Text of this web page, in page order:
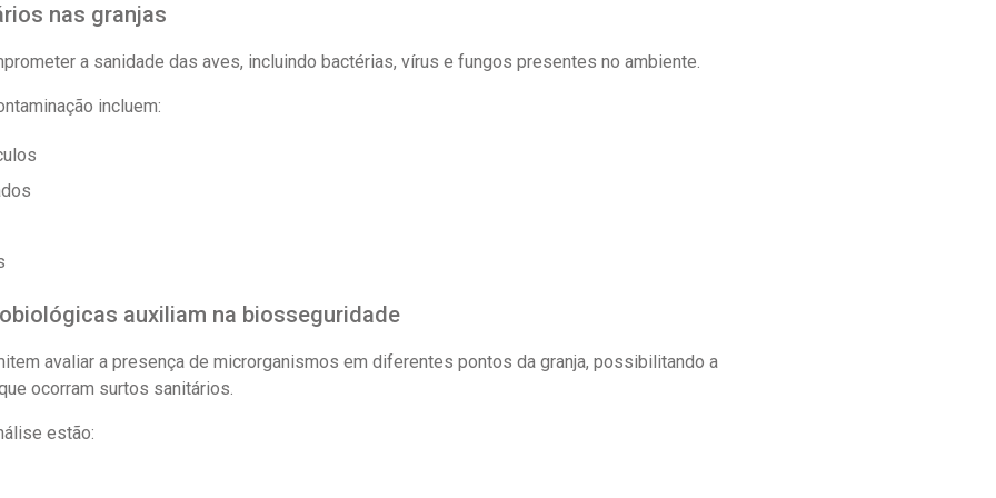
nas granjas
a sanidade das aves, incluindo bactérias, vírus e fungos presentes no ambiente.
incluem:
auxiliam na biosseguridade
avaliar a presença de microrganismos em diferentes pontos da granja, possibilitando a
ocorram surtos sanitários.
estão: